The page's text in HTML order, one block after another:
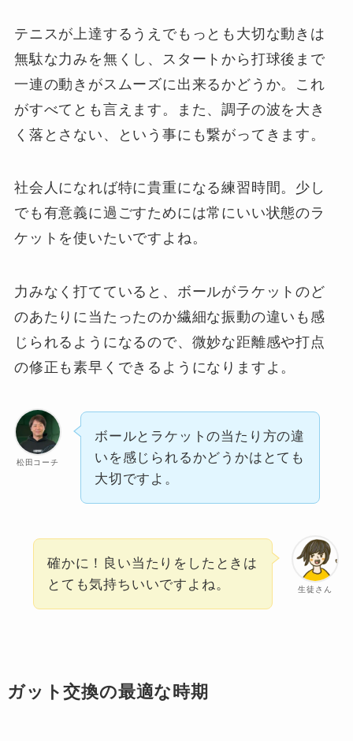
テニスが上達するうえでもっとも大切な動きは
無駄な力みを無くし、スタートから打球後まで
一連の動きがスムーズに出来るかどうか。これ
がすべてとも言えます。また、調子の波を大き
く落とさない、という事にも繋がってきます。
社会人になれば特に貴重になる練習時間。少し
でも有意義に過ごすためには常にいい状態のラ
ケットを使いたいですよね。
力みなく打てていると、ボールがラケットのど
のあたりに当たったのか繊細な振動の違いも感
じられるようになるので、微妙な距離感や打点
の修正も素早くできるようになりますよ。
松田コーチ
ボールとラケットの当たり方の違
いを感じられるかどうかはとても
大切ですよ。
生徒さん
確かに！良い当たりをしたときは
とても気持ちいいですよね。
ガット交換の最適な時期